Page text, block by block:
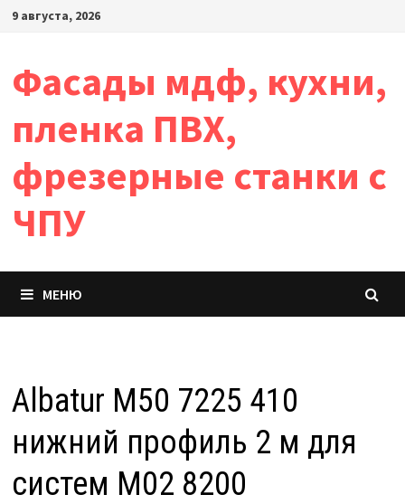
Перейти
9 августа, 2026
Фасады мдф, кухни,
пленка ПВХ,
фрезерные станки с
ЧПУ
МЕНЮ
Albatur М50 7225 410
нижний профиль 2 м для
систем М02 8200